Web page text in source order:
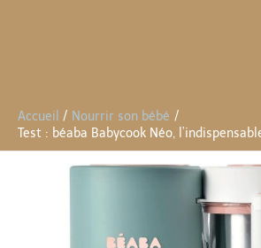
Accueil
Nourrir son bébé
Test : béaba Babycook Néo,